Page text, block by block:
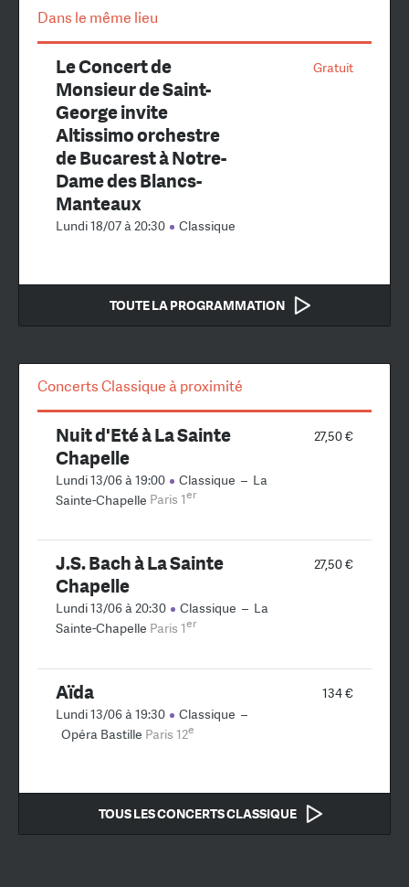
Dans le même lieu
Gratuit
Le Concert de
Monsieur de Saint-
George invite
Altissimo orchestre
de Bucarest à Notre-
Dame des Blancs-
Manteaux
Lundi 18/07 à 20:30 Classique
TOUTE LA PROGRAMMATION
Concerts Classique à proximité
27,50 €
Nuit d'Eté à La Sainte
Chapelle
Lundi 13/06 à 19:00 Classique – La
Sainte-Chapelle Paris 1er
27,50 €
J.S. Bach à La Sainte
Chapelle
Lundi 13/06 à 20:30 Classique – La
Sainte-Chapelle Paris 1er
134 €
Aïda
Lundi 13/06 à 19:30 Classique –
Opéra Bastille Paris 12e
TOUS LES CONCERTS CLASSIQUE